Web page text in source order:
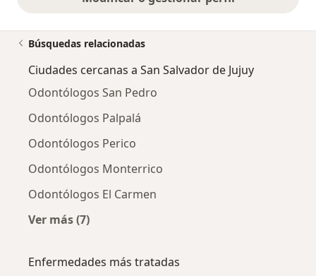
Búsquedas relacionadas
Ciudades cercanas a San Salvador de Jujuy
Odontólogos San Pedro
Odontólogos Palpalá
Odontólogos Perico
Odontólogos Monterrico
Odontólogos El Carmen
Ver más (7)
Enfermedades más tratadas